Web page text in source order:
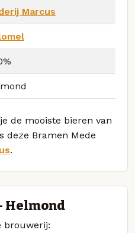
Marcus
de mooiste bieren van
deze Bramen Mede
.
Helmond
brouwerij: